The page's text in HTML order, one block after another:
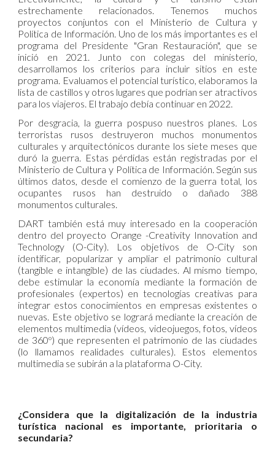
estrechamente relacionados. Tenemos muchos
proyectos conjuntos con el Ministerio de Cultura y
Política de Información. Uno de los más importantes es el
programa del Presidente "Gran Restauración", que se
inició en 2021. Junto con colegas del ministerio,
desarrollamos los criterios para incluir sitios en este
programa. Evaluamos el potencial turístico, elaboramos la
lista de castillos y otros lugares que podrían ser atractivos
para los viajeros. El trabajo debía continuar en 2022.
Por desgracia, la guerra pospuso nuestros planes. Los
terroristas rusos destruyeron muchos monumentos
culturales y arquitectónicos durante los siete meses que
duró la guerra. Estas pérdidas están registradas por el
Ministerio de Cultura y Política de Información. Según sus
últimos datos, desde el comienzo de la guerra total, los
ocupantes rusos han destruido o dañado 388
monumentos culturales.
DART también está muy interesado en la cooperación
dentro del proyecto Orange -Creativity Innovation and
Technology (O-City). Los objetivos de O-City son
identificar, popularizar y ampliar el patrimonio cultural
(tangible e intangible) de las ciudades. Al mismo tiempo,
debe estimular la economía mediante la formación de
profesionales (expertos) en tecnologías creativas para
integrar estos conocimientos en empresas existentes o
nuevas. Este objetivo se logrará mediante la creación de
elementos multimedia (vídeos, videojuegos, fotos, vídeos
de 360º) que representen el patrimonio de las ciudades
(lo llamamos realidades culturales). Estos elementos
multimedia se subirán a la plataforma O-City.
¿Considera que la digitalización de la industria
turística nacional es importante, prioritaria o
secundaria?